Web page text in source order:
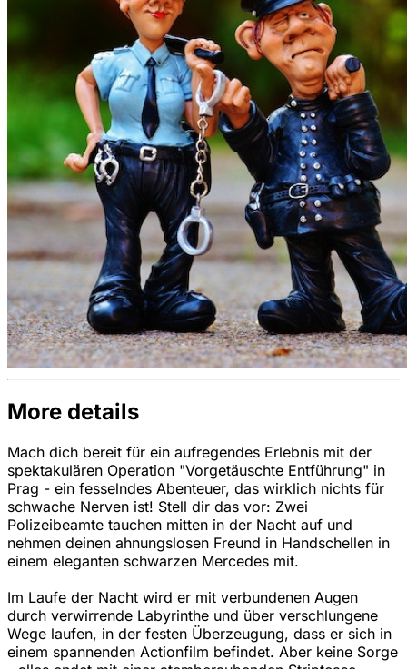
More details
Mach dich bereit für ein aufregendes Erlebnis mit der
spektakulären Operation "Vorgetäuschte Entführung" in
Prag - ein fesselndes Abenteuer, das wirklich nichts für
schwache Nerven ist! Stell dir das vor: Zwei
Polizeibeamte tauchen mitten in der Nacht auf und
nehmen deinen ahnungslosen Freund in Handschellen in
einem eleganten schwarzen Mercedes mit.
Im Laufe der Nacht wird er mit verbundenen Augen
durch verwirrende Labyrinthe und über verschlungene
Wege laufen, in der festen Überzeugung, dass er sich in
einem spannenden Actionfilm befindet. Aber keine Sorge